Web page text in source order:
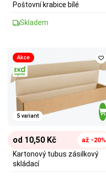
Poštovní krabice bílé
Skladem
Akce
5 variant
od 10,50 Kč až -20%
Kartonový tubus zásilkový
skládací